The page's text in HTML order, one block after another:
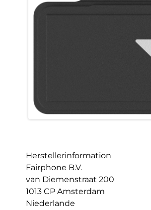
Herstellerinformation
Fairphone B.V.
van Diemenstraat 200
1013 CP Amsterdam
Niederlande